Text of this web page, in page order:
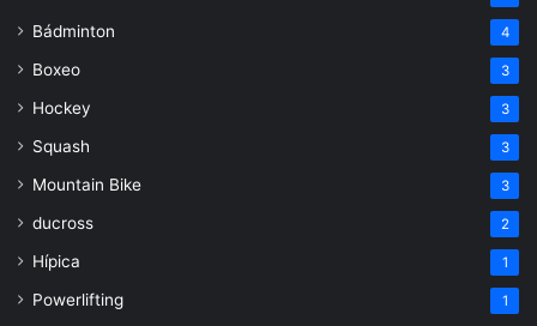
Bádminton 4
Boxeo 3
Hockey 3
Squash 3
Mountain Bike 3
ducross 2
Hípica 1
Powerlifting 1